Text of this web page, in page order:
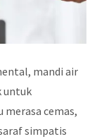
mandi air
untuk
merasa cemas,
simpatis